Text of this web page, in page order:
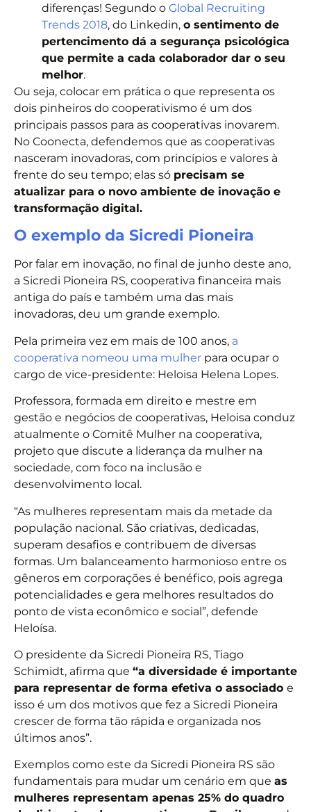
diferenças! Segundo o Global Recruiting
Trends 2018, do Linkedin, o sentimento de
pertencimento dá a segurança psicológica
que permite a cada colaborador dar o seu
melhor.
Ou seja, colocar em prática o que representa os
dois pinheiros do cooperativismo é um dos
principais passos para as cooperativas inovarem.
No Coonecta, defendemos que as cooperativas
nasceram inovadoras, com princípios e valores à
frente do seu tempo; elas só precisam se
atualizar para o novo ambiente de inovação e
transformação digital.
O exemplo da Sicredi Pioneira
Por falar em inovação, no final de junho deste ano,
a Sicredi Pioneira RS, cooperativa financeira mais
antiga do país e também uma das mais
inovadoras, deu um grande exemplo.
Pela primeira vez em mais de 100 anos, a
cooperativa nomeou uma mulher para ocupar o
cargo de vice-presidente: Heloisa Helena Lopes.
Professora, formada em direito e mestre em
gestão e negócios de cooperativas, Heloisa conduz
atualmente o Comitê Mulher na cooperativa,
projeto que discute a liderança da mulher na
sociedade, com foco na inclusão e
desenvolvimento local.
“As mulheres representam mais da metade da
população nacional. São criativas, dedicadas,
superam desafios e contribuem de diversas
formas. Um balanceamento harmonioso entre os
gêneros em corporações é benéfico, pois agrega
potencialidades e gera melhores resultados do
ponto de vista econômico e social”, defende
Heloísa.
O presidente da Sicredi Pioneira RS, Tiago
Schimidt, afirma que “a diversidade é importante
para representar de forma efetiva o associado e
isso é um dos motivos que fez a Sicredi Pioneira
crescer de forma tão rápida e organizada nos
últimos anos”.
Exemplos como este da Sicredi Pioneira RS são
fundamentais para mudar um cenário em que as
mulheres representam apenas 25% do quadro